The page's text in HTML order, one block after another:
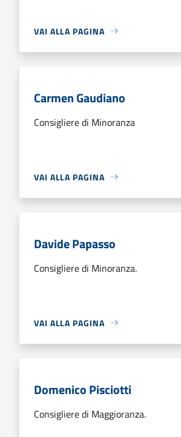
VAI ALLA PAGINA
Carmen Gaudiano
Consigliere di Minoranza
VAI ALLA PAGINA
Davide Papasso
Consigliere di Minoranza.
VAI ALLA PAGINA
Domenico Pisciotti
Consigliere di Maggioranza.